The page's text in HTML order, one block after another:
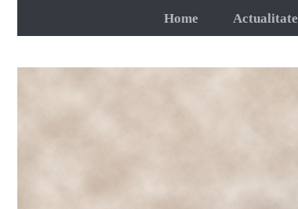
Home Actualitate